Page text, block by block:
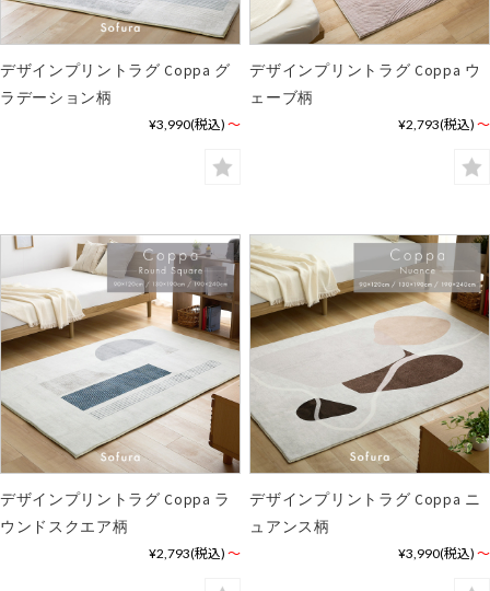
デザインプリントラグ Coppa グ
ラデーション柄
¥3,990(税込) ～
デザインプリントラグ Coppa ウ
ェーブ柄
¥2,793(税込) ～
デザインプリントラグ Coppa ラ
ウンドスクエア柄
¥2,793(税込) ～
デザインプリントラグ Coppa ニ
ュアンス柄
¥3,990(税込) ～